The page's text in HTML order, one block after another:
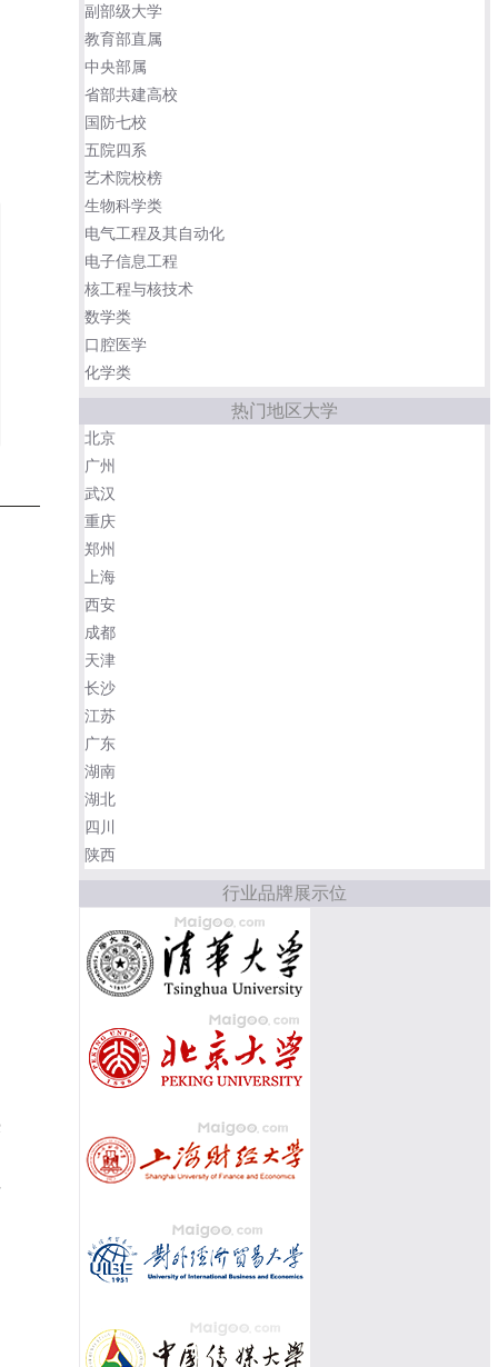
东北大学
兰州大学
首都医科大学
副部级大学
教育部直属
中央部属
省部共建高校
国防七校
五院四系
艺术院校榜
生物科学类
电气工程及其自动化
电子信息工程
核工程与核技术
数学类
口腔医学
化学类
热门地区大学
北京
广州
武汉
重庆
郑州
上海
西安
成都
天津
长沙
江苏
广东
湖南
湖北
四川
陕西
行业品牌展示位